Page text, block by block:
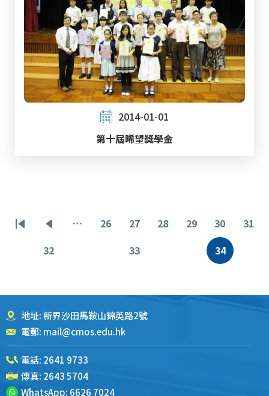
2014-01-01
第十屆晞望獎學金
分
页 首
前
一
…
页
26
页
面
27
页
28
页
29
页
面
30
页
31
页
32
页
33
当
34
地址: 新界沙田馬鞍山錦英路2號
電郵: mail@cmos.edu.hk
電話: 2641 9733
傳真: 2643 5704
WhatsApp: 6626 7024